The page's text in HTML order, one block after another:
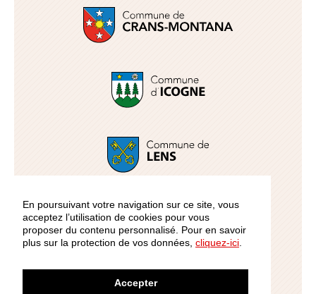
En poursuivant votre navigation sur ce site, vous
acceptez l’utilisation de cookies pour vous
proposer du contenu personnalisé. Pour en savoir
plus sur la protection de vos données, cliquez-ici
Accepter